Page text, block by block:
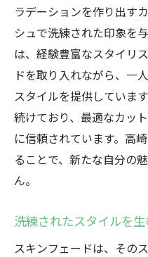
ラデーションを作り出す
シュで洗練された印象を
は、経験豊富なスタイリ
ドを取り入れながら、一
スタイルを提供していま
続けており、最適なカッ
に信頼されています。高
ることで、新たな自分の
ん。
洗練されたスタイルを
スキンフェードは、その